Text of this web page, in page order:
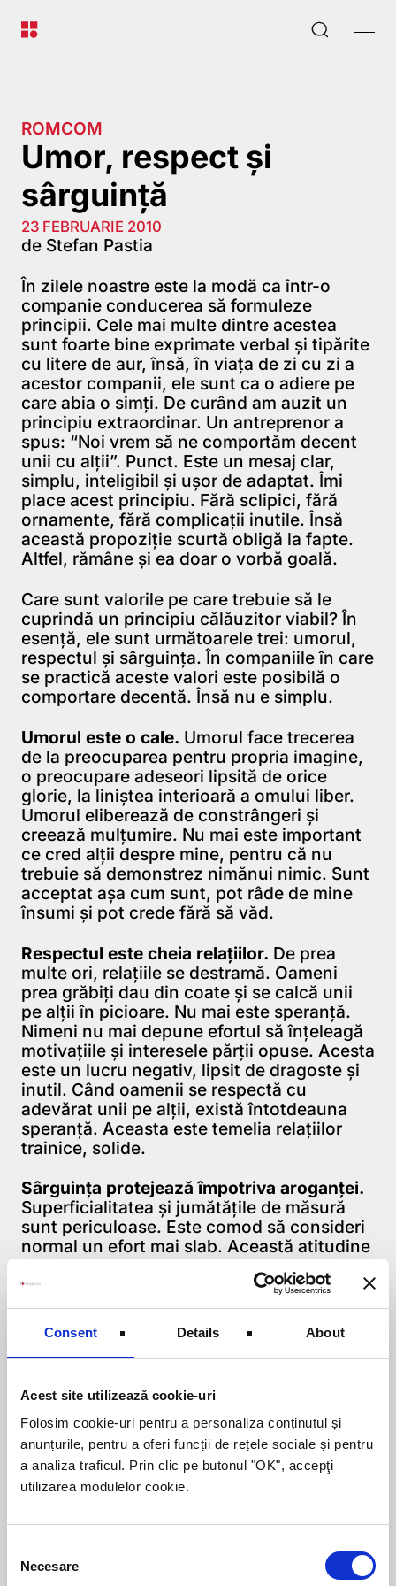
Consent Details About
Acest site utilizează cookie-uri
Folosim cookie-uri pentru a personaliza conținutul și
anunțurile, pentru a oferi funcții de rețele sociale și pentru
a analiza traficul. Prin clic pe butonul "OK", accepţi
utilizarea modulelor cookie.
Selection
Necesare
ROMCOM
Umor, respect şi
sârguinţă
23 FEBRUARIE 2010
de Stefan Pastia
În zilele noastre este la modă ca într-o
companie conducerea să formuleze
principii. Cele mai multe dintre acestea
sunt foarte bine exprimate verbal şi tipărite
cu litere de aur, însă, în viaţa de zi cu zi a
acestor companii, ele sunt ca o adiere pe
care abia o simţi. De curând am auzit un
principiu extraordinar. Un antreprenor a
spus: “Noi vrem să ne comportăm decent
unii cu alţii”. Punct. Este un mesaj clar,
simplu, inteligibil şi uşor de adaptat. Îmi
place acest principiu. Fără sclipici, fără
ornamente, fără complicaţii inutile. Însă
această propoziţie scurtă obligă la fapte.
Altfel, rămâne şi ea doar o vorbă goală.
Care sunt valorile pe care trebuie să le
cuprindă un principiu călăuzitor viabil? În
esenţă, ele sunt următoarele trei: umorul,
respectul şi sârguinţa. În companiile în care
se practică aceste valori este posibilă o
comportare decentă. Însă nu e simplu.
Umorul este o cale. Umorul face trecerea
de la preocuparea pentru propria imagine,
o preocupare adeseori lipsită de orice
glorie, la liniştea interioară a omului liber.
Umorul eliberează de constrângeri şi
creează mulţumire. Nu mai este important
ce cred alţii despre mine, pentru că nu
trebuie să demonstrez nimănui nimic. Sunt
acceptat aşa cum sunt, pot râde de mine
însumi şi pot crede fără să văd.
Respectul este cheia relaţiilor. De prea
multe ori, relaţiile se destramă. Oameni
prea grăbiţi dau din coate şi se calcă unii
pe alţii în picioare. Nu mai este speranţă.
Nimeni nu mai depune efortul să înţeleagă
motivaţiile şi interesele părţii opuse. Acesta
este un lucru negativ, lipsit de dragoste şi
inutil. Când oamenii se respectă cu
adevărat unii pe alţii, există întotdeauna
speranţă. Aceasta este temelia relaţiilor
trainice, solide.
Sârguinţa protejează împotriva aroganţei.
Superficialitatea şi jumătăţile de măsură
sunt periculoase. Este comod să consideri
normal un efort mai slab. Această atitudine
duce la mândrie şi la supraestimarea
propriilor abilităţi. Mult mai preţioasă este
dorinţa nestăpânită de a explora şi a
înţelege lucruri noi, imboldul de a progresa
în permanenţă. Este de asemenea
furnizori, angajaţi, prieteni şi chiar
duşmani. Doar aşa cei din jur te vor
considera o persoană generoasă, de o
înaltă ţinută morală.
formează o temelie puternică pentru orice
comportăm decent unii cu alţii” cuprinde